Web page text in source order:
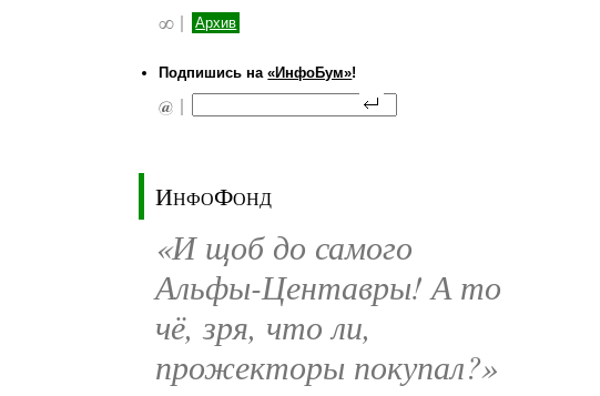
Архив
Подпишись на«ИнфоБум»!
ИнфоФонд
«И щоб до самого
Альфы-Центавры! А то
чё, зря, что ли,
прожекторы покупал?»